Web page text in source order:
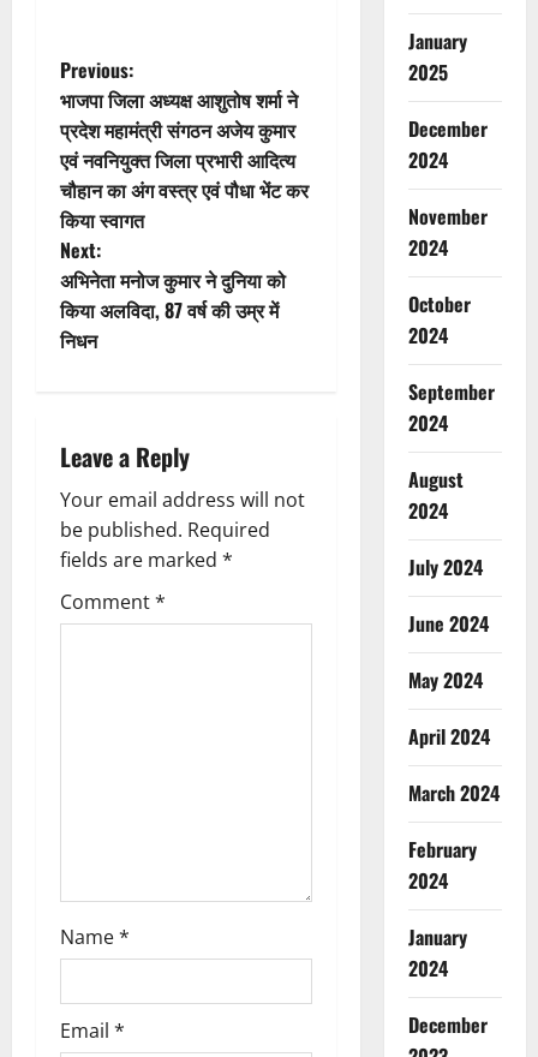
P
o
s
t
n
a
g
a
t
i
Previous:
भाजपा जिला अध्यक्ष आशुतोष शर्मा ने
प्रदेश महामंत्री संगठन अजेय कुमार
एवं नवनियुक्त जिला प्रभारी आदित्य
चौहान का अंग वस्त्र एवं पौधा भेंट कर
किया स्वागत
Next:
अभिनेता मनोज कुमार ने दुनिया को
किया अलविदा, 87 वर्ष की उम्र में
निधन
Leave a Reply
Your email address will not
be published. Required
fields are marked *
Comment*
Name*
Email *
January
2025
December
2024
November
2024
October
2024
September
2024
August
2024
July 2024
June 2024
May 2024
April 2024
March 2024
February
2024
January
2024
December